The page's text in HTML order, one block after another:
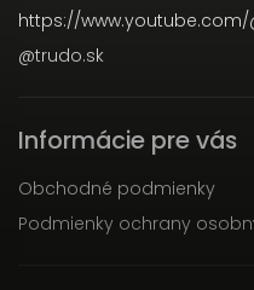
https://www.youtube.com/
@trudo.sk
Informácie pre vás
Obchodné podmienky
Podmienky ochrany